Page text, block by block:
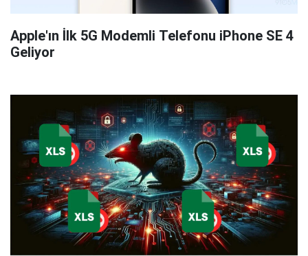
Apple'ın İlk 5G Modemli Telefonu iPhone SE 4
Geliyor